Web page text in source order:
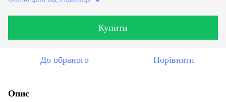
Купити
До обраного Порівняти
Опис